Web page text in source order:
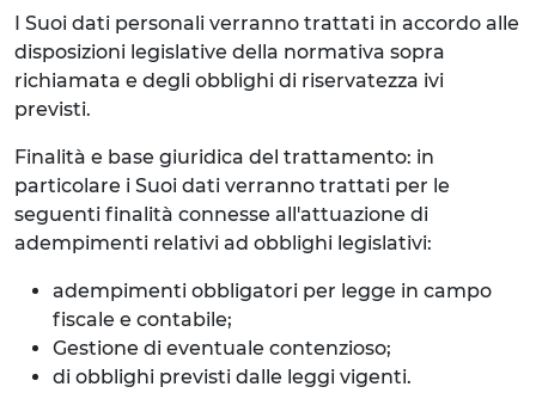
I Suoi dati personali verranno trattati in accordo alle
disposizioni legislative della normativa sopra
richiamata e degli obblighi di riservatezza ivi
previsti.
Finalità e base giuridica del trattamento: in
particolare i Suoi dati verranno trattati per le
seguenti finalità connesse all'attuazione di
adempimenti relativi ad obblighi legislativi:
adempimenti obbligatori per legge in campo
fiscale e contabile;
Gestione di eventuale contenzioso;
di obblighi previsti dalle leggi vigenti.